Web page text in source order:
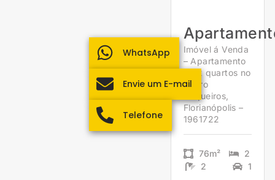
Imóvel á Venda
– Apartamento
de 2 quartos no
bairro
Coqueiros,
Florianópolis –
1961722
76m²
2
2
1
WhatsApp
Envie um E-mail
Telefone